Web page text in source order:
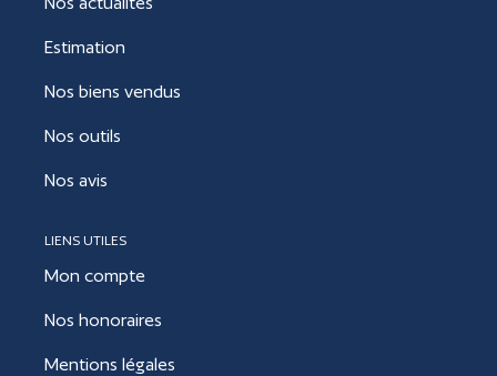
Estimation
Nos biens vendus
Nos outils
Nos avis
LIENS UTILES
Mon compte
Nos honoraires
Mentions légales